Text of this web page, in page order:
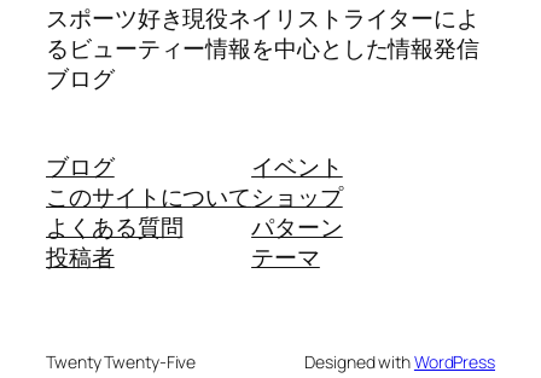
スポーツ好き現役ネイリストライターによ
るビューティー情報を中心とした情報発信
ブログ
ブログ
このサイトについて
よくある質問
投稿者
イベント
ショップ
パターン
テーマ
Twenty Twenty-Five Designed withWordPress